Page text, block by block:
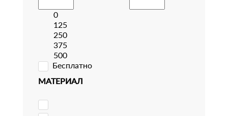
0
125
250
375
500
Бесплатно
МАТЕРИАЛ